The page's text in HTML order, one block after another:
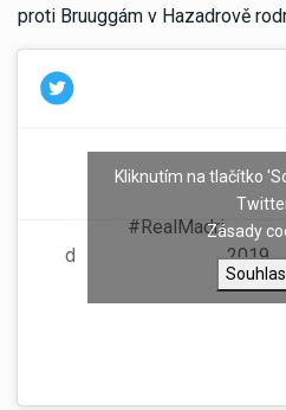
proti Bruuggám v Hazadrově
#RealMadri
d
— Real
2019
Kliknutím na tlačítko
Zásady